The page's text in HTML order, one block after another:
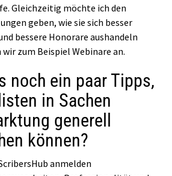
Gleichzeitig möchte ich den
geben, wie sie sich besser
bessere Honorare aushandeln
zum Beispiel Webinare an.
noch ein paar Tipps,
in Sachen
generell
können?
anmelden